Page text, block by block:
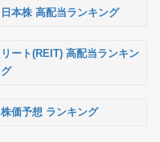
日本株 高配当ランキング
リート(REIT) 高配当ランキン
グ
株価予想 ランキング